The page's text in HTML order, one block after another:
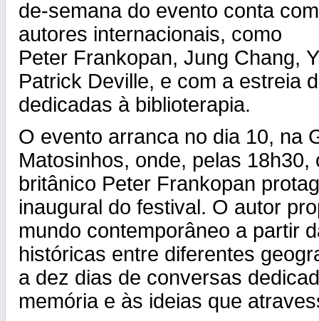
de-semana do evento conta
autores internacionais, como
Peter Frankopan, Jung Chang,
Patrick Deville, e com a estreia
dedicadas à biblioterapia.
O evento arranca no dia 10, na
Matosinhos, onde, pelas 18h30,
britânico Peter Frankopan
inaugural do festival. O autor
mundo contemporâneo a partir
históricas entre diferentes
a dez dias de conversas
memória e às ideias que